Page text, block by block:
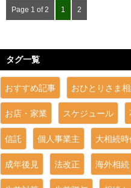
Page 1 of 2 1 2
タグ一覧
おすすめ記事 おひとりさま
お店・家業 スケジュール
信託 個人事業主 大相続時
成年後見 法改正 海外相続